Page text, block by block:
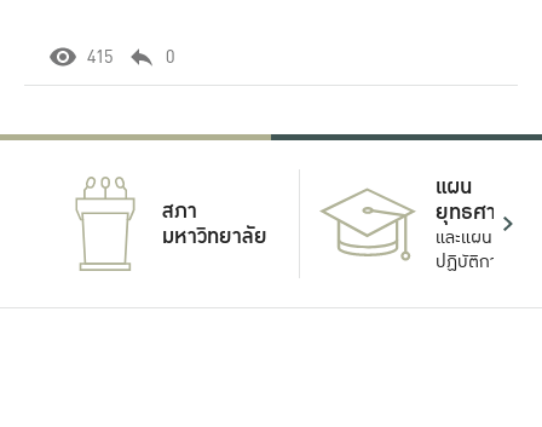
415 0
สภา
มหาวิทยาลัย
แผน
ยุทธศาสตร์
และแผน
ปฏิบัติการ